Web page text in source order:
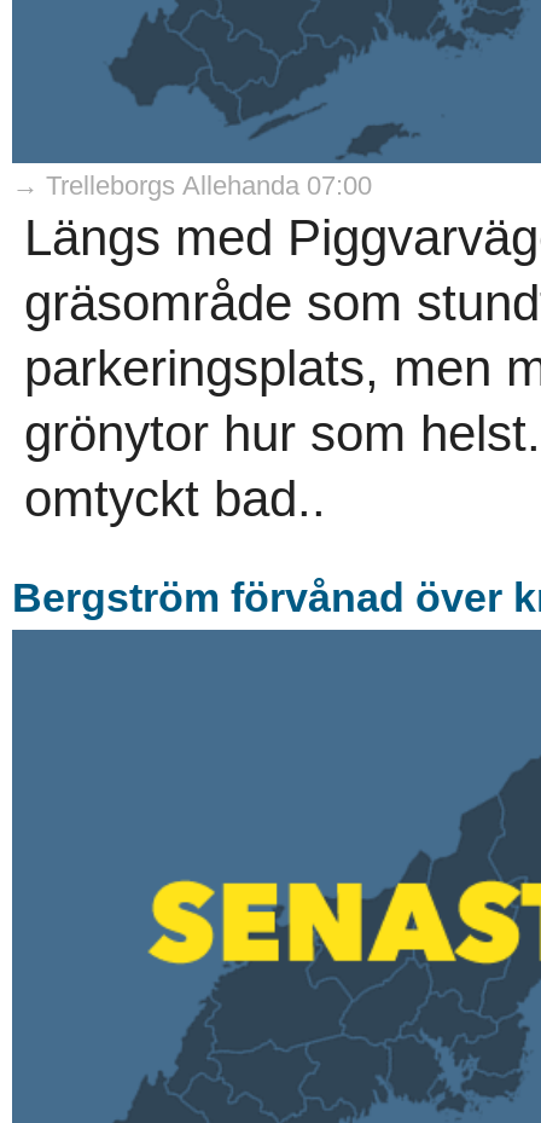
→ Trelleborgs Allehanda 07:00
Längs med
gräsområde som
parkeringsplats, men
grönytor hur som
omtyckt bad..
Bergström förvånad över